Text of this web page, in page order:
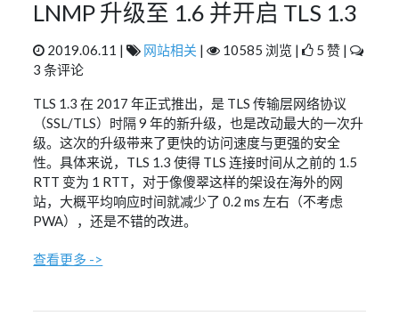
LNMP 升级至 1.6 并开启 TLS 1.3
2019.06.11 | 网站相关 | 10585 浏览 |
5 赞 |
3 条评论
TLS 1.3 在 2017 年正式推出，是 TLS 传输层网络协议
（SSL/TLS）时隔 9 年的新升级，也是改动最大的一次升
级。这次的升级带来了更快的访问速度与更强的安全
性。具体来说，TLS 1.3 使得 TLS 连接时间从之前的 1.5
RTT 变为 1 RTT，对于像傻翠这样的架设在海外的网
站，大概平均响应时间就减少了 0.2 ms 左右（不考虑
PWA），还是不错的改进。
查看更多 ->